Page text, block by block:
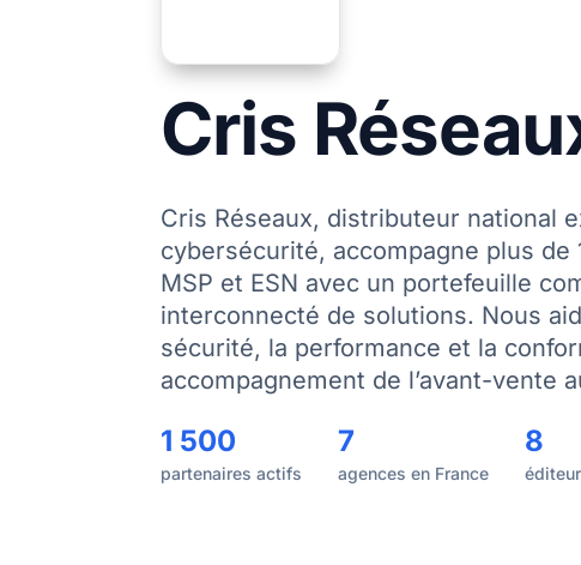
Cris
Cris Réseaux, distributeur national
cybersécurité, accompagne plus de
MSP et ESN avec un portefeuille
interconnecté de solutions. Nous
sécurité, la performance et la
accompagnement de l’avant-vente
1 500
partenaires actifs
7
agences en France
8